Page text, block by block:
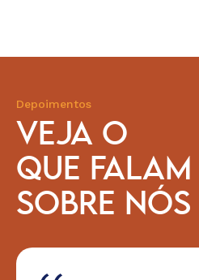
Depoimentos
VEJA O
QUE FALAM
SOBRE NÓS